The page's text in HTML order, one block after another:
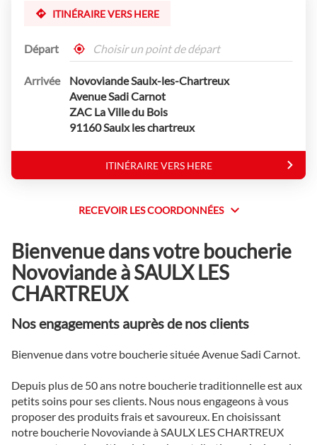
ITINÉRAIRE VERS HERE
Départ
,
un
point
de
vente
Novoviande
À
Arrivée
Novoviande Saulx-les-Chartreux
Avenue Sadi Carnot
ZAC La Ville du Bois
91160 Saulx les chartreux
ITINÉRAIRE VERS HERE
JUSQU'AU
POINT
VENTE
LES-
CHARTREUX
RECEVOIR LES COORDONNÉES
RECEVOIR
COORDONNÉES
Bienvenue dans votre boucherie
Novoviande à SAULX LES
CHARTREUX
Nos engagements auprès de nos clients
Bienvenue dans votre boucherie située Avenue Sadi Carnot.
Depuis plus de 50 ans notre boucherie traditionnelle est aux
petits soins pour ses clients. Nous nous engageons à vous
proposer des produits frais et savoureux. En choisissant
notre boucherie Novoviande à SAULX LES CHARTREUX